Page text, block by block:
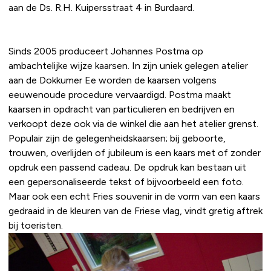
aan de Ds. R.H. Kuipersstraat 4 in Burdaard.
Sinds 2005 produceert Johannes Postma op
ambachtelijke wijze kaarsen. In zijn uniek gelegen atelier
aan de Dokkumer Ee worden de kaarsen volgens
eeuwenoude procedure vervaardigd. Postma maakt
kaarsen in opdracht van particulieren en bedrijven en
verkoopt deze ook via de winkel die aan het atelier grenst.
Populair zijn de gelegenheidskaarsen; bij geboorte,
trouwen, overlijden of jubileum is een kaars met of zonder
opdruk een passend cadeau. De opdruk kan bestaan uit
een gepersonaliseerde tekst of bijvoorbeeld een foto.
Maar ook een echt Fries souvenir in de vorm van een kaars
gedraaid in de kleuren van de Friese vlag, vindt gretig aftrek
bij toeristen.